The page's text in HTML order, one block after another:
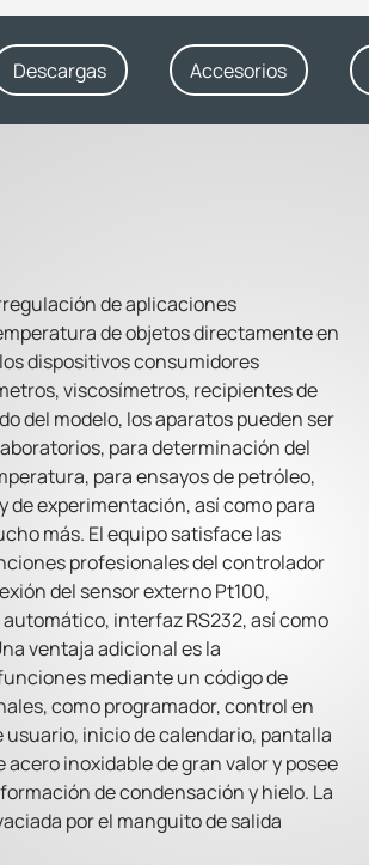
Descargas Accesorios
de aplicaciones
de objetos directamente en
dispositivos consumidores
viscosímetros, recipientes de
del modelo, los aparatos pueden ser
para determinación del
para ensayos de petróleo,
de experimentación, así como para
más. El equipo satisface las
profesionales del controlador
del sensor externo Pt100,
interfaz RS232, así como
ventaja adicional es la
mediante un código de
como programador, control en
inicio de calendario, pantalla
inoxidable de gran valor y posee
de condensación y hielo. La
por el manguito de salida